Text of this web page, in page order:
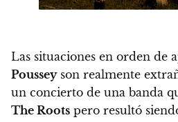
Las situaciones en orden de
Pousseyson realmente
un concierto de una banda
The Roots pero resultó